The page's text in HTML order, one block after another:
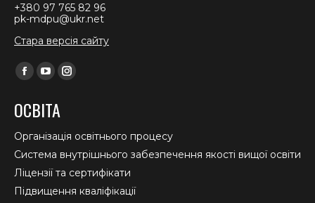
+380 97 765 82 96
pk-mdpu@ukr.net
Стара версія сайту
Find us on:
Facebook
opens
in
new
window
YouTube
opens
in
new
window
Instagram
in
new
window
ОСВІТА
Організація освітнього процесу
Система внутрішнього забезпечення якості вищої освіти
Ліцензії та сертифікати
Підвищення кваліфікації